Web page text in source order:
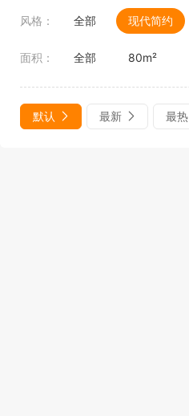
风格： 全部 现代简约
面积： 全部 80m²
默认 最新 最热